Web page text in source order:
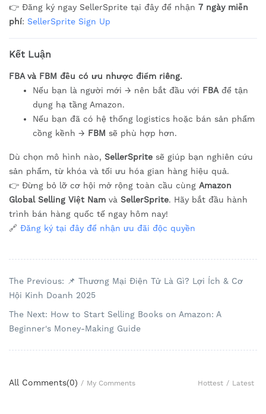
👉 Đăng ký ngay SellerSprite tại đây để nhận 7 ngày miễn
phí: SellerSprite Sign Up
Kết Luận
FBA và FBM đều có ưu nhược điểm riêng.
Nếu bạn là người mới → nên bắt đầu với FBA để tận
dụng hạ tầng Amazon.
Nếu bạn đã có hệ thống logistics hoặc bán sản phẩm
cồng kềnh → FBM sẽ phù hợp hơn.
Dù chọn mô hình nào, SellerSprite sẽ giúp bạn nghiên cứu
sản phẩm, từ khóa và tối ưu hóa gian hàng hiệu quả.
👉 Đừng bỏ lỡ cơ hội mở rộng toàn cầu cùng Amazon
Global Selling Việt Nam và SellerSprite. Hãy bắt đầu hành
trình bán hàng quốc tế ngay hôm nay!
🔗 Đăng ký tại đây để nhận ưu đãi độc quyền
The Previous: 📌 Thương Mại Điện Tử Là Gì? Lợi Ích & Cơ
Hội Kinh Doanh 2025
The Next: How to Start Selling Books on Amazon: A
Beginner's Money-Making Guide
All Comments(0) / My Comments Hottest / Latest